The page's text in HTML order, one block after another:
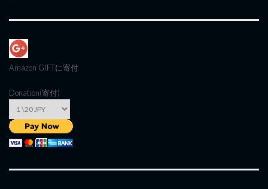
Amazon GIFTに寄付
Donation(寄付)